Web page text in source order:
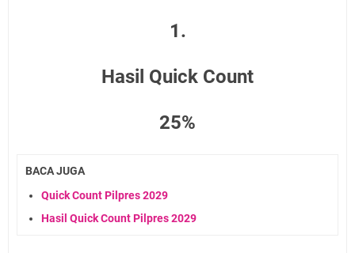
1.
Hasil Quick Count
25%
BACA JUGA
Quick Count Pilpres 2029
Hasil Quick Count Pilpres 2029